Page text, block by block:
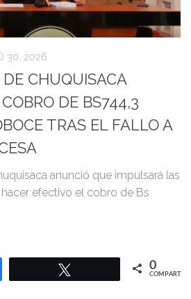
30, 2026
CHUQUISACA
DE BS744,3
TRAS EL FALLO A
anunció que impulsará las
efectivo el cobro de Bs
0
COMPARTIR